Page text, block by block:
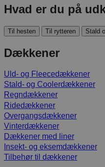
Hvad er du på
Til hesten Til rytteren Stald
Dækkener
Uld- og Fleecedækkener
Stald- og Coolerdækkener
Regndækkener
Ridedækkener
Overgangsdækkener
Vinterdækkener
Dækkener med liner
Insekt- og eksemdækkener
Tilbehør til dækkener